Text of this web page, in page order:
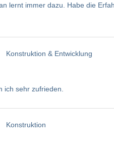
lernt immer dazu. Habe die
Konstruktion & Entwicklung
ich sehr zufrieden.
Konstruktion